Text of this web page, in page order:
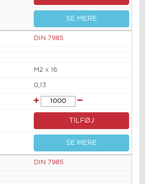
SE MERE
DIN 7985
M2 x 16
0,13
TILFØJ
SE MERE
DIN 7985